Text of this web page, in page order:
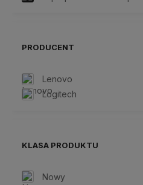
PRODUCENT
Lenovo
Logitech
KLASA PRODUKTU
Nowy